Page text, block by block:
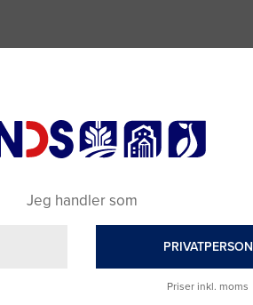
Jeg handler som
PRIVATPERSON
Priser inkl. moms